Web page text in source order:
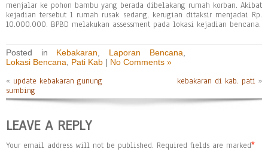
menjalar ke pohon bambu yang berada dibelakang rumah korban. Akibat
kejadian tersebut 1 rumah rusak sedang, kerugian ditaksir menjadai Rp.
10.000.000. BPBD melakukan assessment pada lokasi kejadian bencana.
Posted in Kebakaran Laporan Bencana
Lokasi Bencana
Pati Kab | No Comments »
« update kebakaran gunung
sumbing
kebakaran di kab. pati »
LEAVE A REPLY
Your email address will not be published. Required fields are marked*